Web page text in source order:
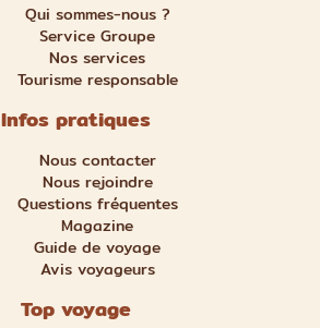
Qui sommes-nous ?
Service Groupe
Nos services
Tourisme responsable
Infos pratiques
Nous contacter
Nous rejoindre
Questions fréquentes
Magazine
Guide de voyage
Avis voyageurs
Top voyage